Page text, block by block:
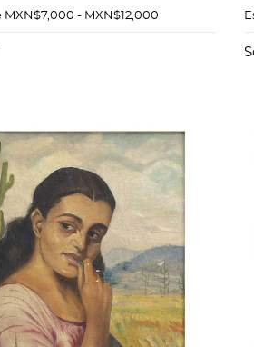
Llopis". 61 x 68 cm
MXN$7,000 - MXN$12,000